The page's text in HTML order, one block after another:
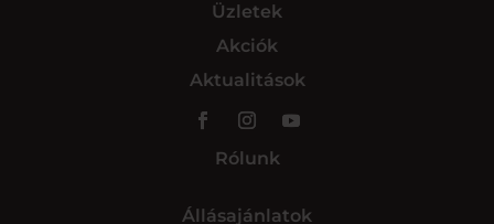
Üzletek
Akciók
Aktualitások
Rólunk
Állásajánlatok